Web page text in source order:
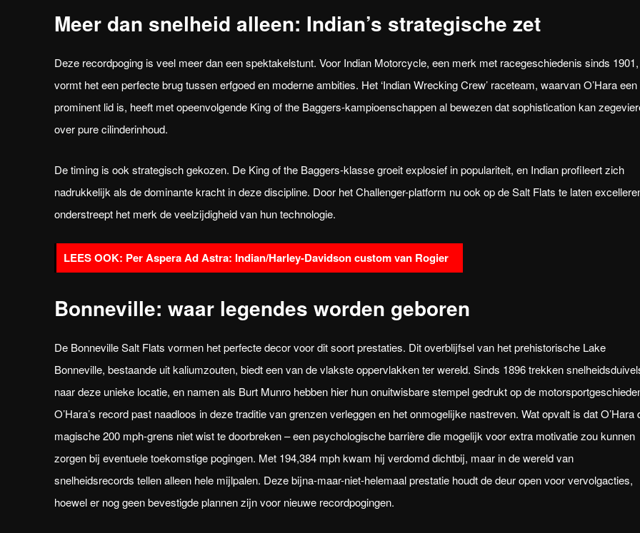
Meer dan snelheid alleen: Indian’s strategische zet
Deze recordpoging is veel meer dan een spektakelstunt. Voor Indian Motorcycle, een merk met racegeschiedenis sinds 1901,
vormt het een perfecte brug tussen erfgoed en moderne ambities. Het ‘Indian Wrecking Crew’ raceteam, waarvan O’Hara een
prominent lid is, heeft met opeenvolgende King of the Baggers-kampioenschappen al bewezen dat sophistication kan
over pure cilinderinhoud.
De timing is ook strategisch gekozen. De King of the Baggers-klasse groeit explosief in populariteit, en Indian profileert zich
nadrukkelijk als de dominante kracht in deze discipline. Door het Challenger-platform nu ook op de Salt Flats te laten
onderstreept het merk de veelzijdigheid van hun technologie.
Per Aspera Ad Astra: Indian/Harley-Davidson custom van Rogier
Bonneville: waar legendes worden geboren
De Bonneville Salt Flats vormen het perfecte decor voor dit soort prestaties. Dit overblijfsel van het prehistorische Lake
Bonneville, bestaande uit kaliumzouten, biedt een van de vlakste oppervlakken ter wereld. Sinds 1896 trekken
naar deze unieke locatie, en namen als Burt Munro hebben hier hun onuitwisbare stempel gedrukt op de
O’Hara’s record past naadloos in deze traditie van grenzen verleggen en het onmogelijke nastreven. Wat opvalt is dat O’Hara
magische 200 mph-grens niet wist te doorbreken – een psychologische barrière die mogelijk voor extra motivatie zou kunnen
zorgen bij eventuele toekomstige pogingen. Met 194,384 mph kwam hij verdomd dichtbij, maar in de wereld van
snelheidsrecords tellen alleen hele mijlpalen. Deze bijna-maar-niet-helemaal prestatie houdt de deur open voor vervolgacties,
hoewel er nog geen bevestigde plannen zijn voor nieuwe recordpogingen.